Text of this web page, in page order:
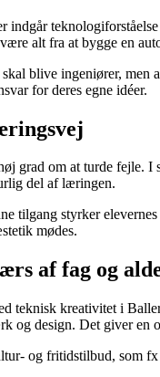
indgår
alt fra at bygge en
blive ingeniører, men
for deres egne idéer.
grad om at turde fejle. I
del af læringen.
tilgang styrker
mødes.
af fag og
teknisk kreativitet i
og design. Det giver en
og fritidstilbud, som